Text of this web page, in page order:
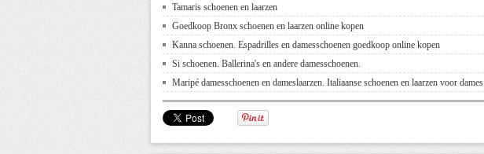
Tamaris schoenen en laarzen
Goedkoop Bronx schoenen en laarzen online kopen
Kanna schoenen. Espadrilles en damesschoenen goedkoop online kopen
Si schoenen. Ballerina's en andere damesschoenen.
Maripé damesschoenen en dameslaarzen. Italiaanse schoenen en laarzen voor dames